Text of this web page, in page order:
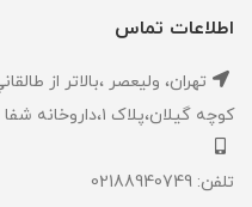
اطلاعات تماس
تهران، ‎وليعصر ،بالاتر از طالقاني ،
كوچه گيلان،پلاک ۱،داروخانه شفا مركزي
تلفن: 02188940749